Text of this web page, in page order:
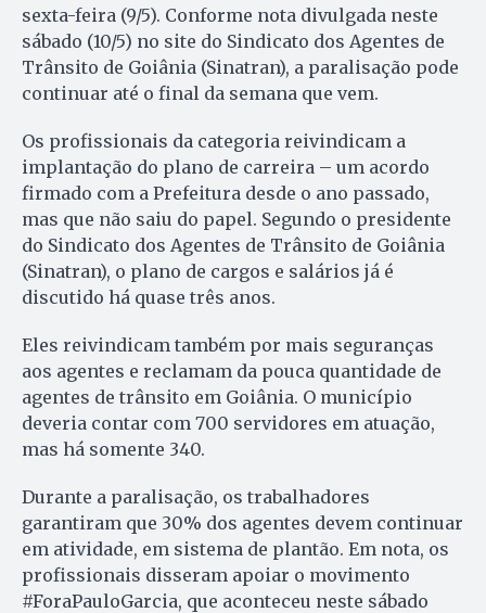
sexta-feira (9/5). Conforme nota divulgada neste
sábado (10/5) no site do Sindicato dos Agentes de
Trânsito de Goiânia (Sinatran), a paralisação pode
continuar até o final da semana que vem.
Os profissionais da categoria reivindicam a
implantação do plano de carreira – um acordo
firmado com a Prefeitura desde o ano passado,
mas que não saiu do papel. Segundo o presidente
do Sindicato dos Agentes de Trânsito de Goiânia
(Sinatran), o plano de cargos e salários já é
discutido há quase três anos.
Eles reivindicam também por mais seguranças
aos agentes e reclamam da pouca quantidade de
agentes de trânsito em Goiânia. O município
deveria contar com 700 servidores em atuação,
mas há somente 340.
Durante a paralisação, os trabalhadores
garantiram que 30% dos agentes devem continuar
em atividade, em sistema de plantão. Em nota, os
profissionais disseram apoiar o movimento
#ForaPauloGarcia, que aconteceu neste sábado